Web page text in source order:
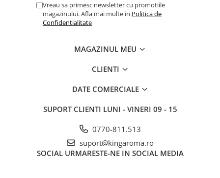
Vreau sa primesc newsletter cu promotiile
magazinului. Afla mai multe in Politica de
Confidentialitate
MAGAZINUL MEU
CLIENTI
DATE COMERCIALE
SUPORT CLIENTI LUNI - VINERI 09 - 15
0770-811.513
suport@kingaroma.ro
SOCIAL URMARESTE-NE IN SOCIAL MEDIA